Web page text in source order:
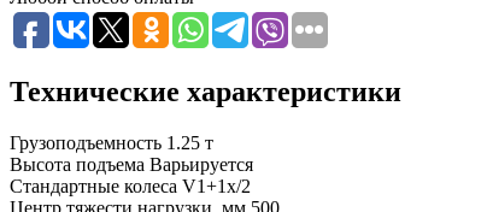
Технические характеристики
Грузоподъемность 1.25 т
Высота подъема Варьируется
Стандартные колеса V1+1x/2
Центр тяжести нагрузки, мм 500